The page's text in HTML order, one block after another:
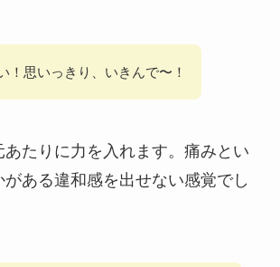
！思いっきり、いきんで〜！
あたりに力を入れます。痛みとい
がある違和感を出せない感覚でし